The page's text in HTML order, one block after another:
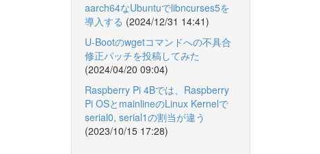
aarch64なUbuntuでlibncurses5を
導入する (2024/12/31 14:41)
U-Bootのwgetコマンドへの不具合
修正パッチを投稿してみた
(2024/04/20 09:04)
Raspberry Pi 4Bでは、Raspberry
Pi OSとmainlineのLinux Kernelで
serial0, serial1の割当が違う
(2023/10/15 17:28)